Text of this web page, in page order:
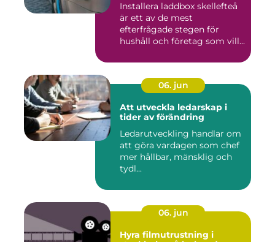
Installera laddbox skellefteå
är ett av de mest
efterfrågade stegen för
hushåll och företag som vill...
06. jun
Att utveckla ledarskap i
tider av förändring
Ledarutveckling handlar om
att göra vardagen som chef
mer hållbar, mänsklig och
tydl...
06. jun
Hyra filmutrustning i